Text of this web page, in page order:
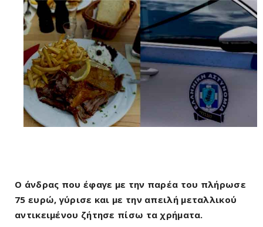
Ο άνδρας που έφαγε με την παρέα του πλήρωσε
75 ευρώ, γύρισε και με την απειλή μεταλλικού
αντικειμένου ζήτησε πίσω τα χρήματα.